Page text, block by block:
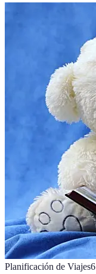
Planificación de Viajes6